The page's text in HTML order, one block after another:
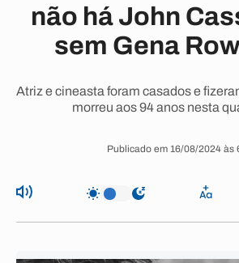
não há John
sem Gena
Atriz e cineasta foram casados e
morreu aos 94 anos nesta
Publicado em 16/08/2024 às